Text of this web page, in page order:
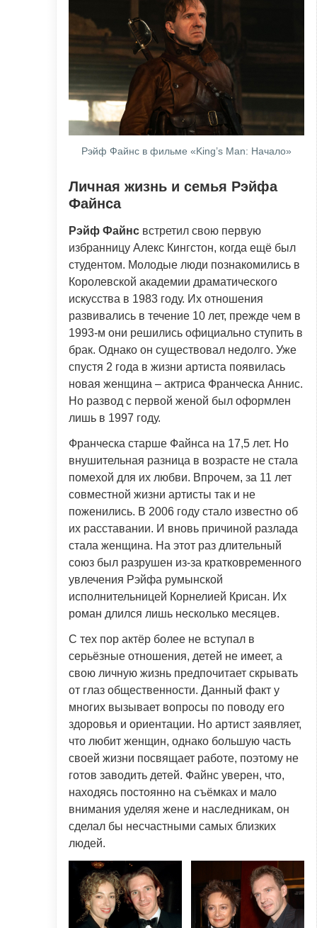
Рэйф Файнс в фильме «King’s Man: Начало»
Личная жизнь и семья Рэйфа
Файнса
Рэйф Файнс встретил свою первую
избранницу Алекс Кингстон, когда ещё был
студентом. Молодые люди познакомились в
Королевской академии драматического
искусства в 1983 году. Их отношения
развивались в течение 10 лет, прежде чем в
1993-м они решились официально ступить в
брак. Однако он существовал недолго. Уже
спустя 2 года в жизни артиста появилась
новая женщина – актриса Франческа Аннис.
Но развод с первой женой был оформлен
лишь в 1997 году.
Франческа старше Файнса на 17,5 лет. Но
внушительная разница в возрасте не стала
помехой для их любви. Впрочем, за 11 лет
совместной жизни артисты так и не
поженились. В 2006 году стало известно об
их расставании. И вновь причиной разлада
стала женщина. На этот раз длительный
союз был разрушен из-за кратковременного
увлечения Рэйфа румынской
исполнительницей Корнелией Крисан. Их
роман длился лишь несколько месяцев.
С тех пор актёр более не вступал в
серьёзные отношения, детей не имеет, а
свою личную жизнь предпочитает скрывать
от глаз общественности. Данный факт у
многих вызывает вопросы по поводу его
здоровья и ориентации. Но артист заявляет,
что любит женщин, однако большую часть
своей жизни посвящает работе, поэтому не
готов заводить детей. Файнс уверен, что,
находясь постоянно на съёмках и мало
внимания уделяя жене и наследникам, он
сделал бы несчастными самых близких
людей.